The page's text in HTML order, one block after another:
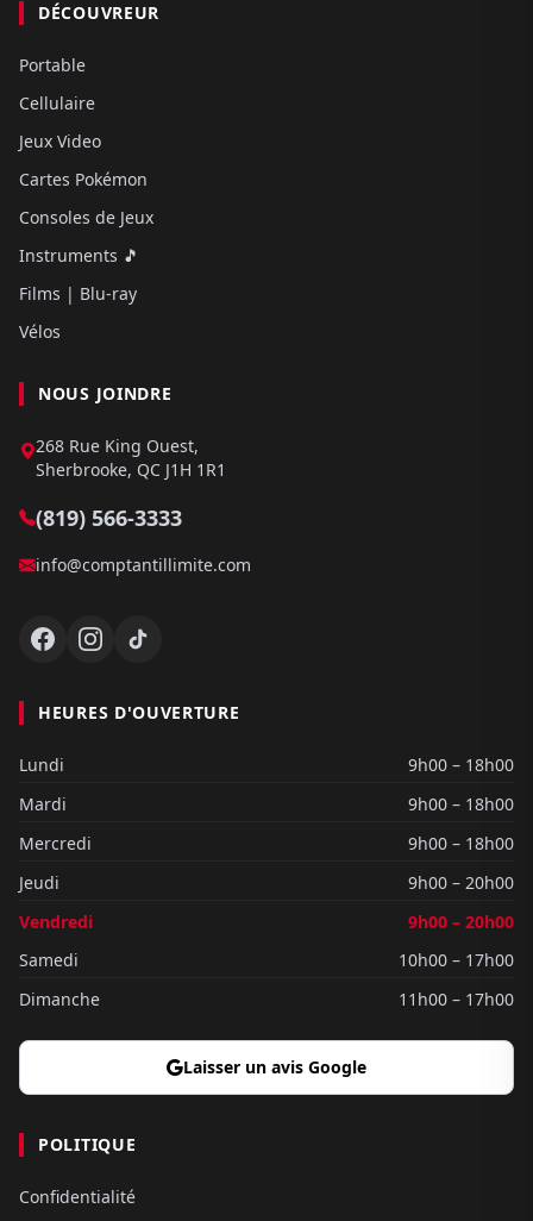
DÉCOUVREUR
Portable
Cellulaire
Jeux Video
Cartes Pokémon
Consoles de Jeux
Instruments 🎵
Films | Blu-ray
Vélos
NOUS JOINDRE
268 Rue King Ouest,
Sherbrooke, QC J1H 1R1
(819) 566-3333
info@comptantillimite.com
HEURES D'OUVERTURE
Lundi
9h00 – 18h00
Mardi
9h00 – 18h00
Mercredi
9h00 – 18h00
Jeudi
9h00 – 20h00
Vendredi
9h00 – 20h00
Samedi
10h00 – 17h00
Dimanche
11h00 – 17h00
Laisser un avis Google
POLITIQUE
Confidentialité